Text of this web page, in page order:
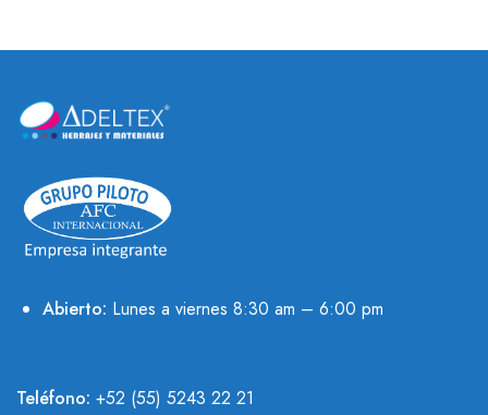
Abierto: Lunes a viernes 8:30 am – 6:00 pm
Teléfono: +52 (55) 5243 22 21